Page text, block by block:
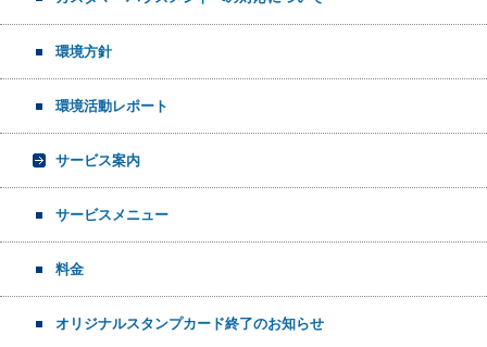
環境方針
環境活動レポート
サービス案内
サービスメニュー
料金
オリジナルスタンプカード終了のお知らせ